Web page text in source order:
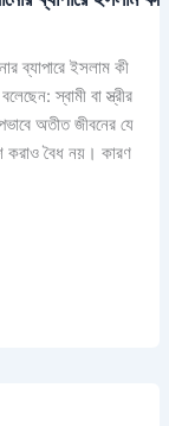
ব্যাপারে ইসলাম কী
স্বামী বা স্ত্রীর
অতীত জীবনের যে
করাও বৈধ নয়। কারণ